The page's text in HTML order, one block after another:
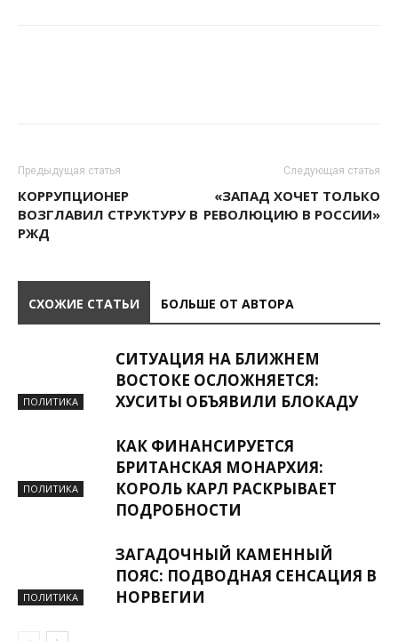
Предыдущая статья
КОРРУПЦИОНЕР
ВОЗГЛАВИЛ СТРУКТУРУ В
РЖД
Следующая статья
«ЗАПАД ХОЧЕТ ТОЛЬКО
РЕВОЛЮЦИЮ В РОССИИ»
СХОЖИЕ СТАТЬИ БОЛЬШЕ ОТ АВТОРА
ПОЛИТИКА
СИТУАЦИЯ НА БЛИЖНЕМ
ВОСТОКЕ ОСЛОЖНЯЕТСЯ:
ХУСИТЫ ОБЪЯВИЛИ БЛОКАДУ
ПОЛИТИКА
КАК ФИНАНСИРУЕТСЯ
БРИТАНСКАЯ МОНАРХИЯ:
КОРОЛЬ КАРЛ РАСКРЫВАЕТ
ПОДРОБНОСТИ
ПОЛИТИКА
ЗАГАДОЧНЫЙ КАМЕННЫЙ
ПОЯС: ПОДВОДНАЯ СЕНСАЦИЯ В
НОРВЕГИИ